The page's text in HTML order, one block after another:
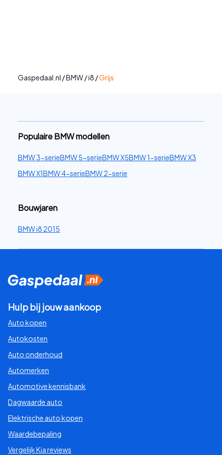
Gaspedaal.nl /BMW/i8 /Grijs
Populaire BMW modellen
BMW 3-serieBMW 5-serieBMW X5BMW 1-serieBMW X3
BMW X1BMW 4-serieBMW 2-serie
Bouwjaren
BMW i8 2015
Hulp bij jouw aankoop
Auto kopen
Autokosten
Auto onderhoud
Automerken
Automotive kennisbank
Dagwaarde auto
Elektrische auto kopen
Waardebepaling
Vergelijk Kia reviews